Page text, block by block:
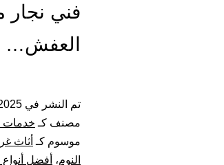
فني
العفش…
تم النشر في
مصنف كـ خدمات
موسوم كـ أثاث
النوم، أفضل